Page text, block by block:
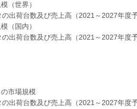
（世界）
台数及び売上高（2021～2027年度予
（国内）
台数及び売上高（2021～2027年度予
市場規模
台数及び売上高（2021～2027年度予